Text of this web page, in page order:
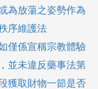
為放蕩之姿勢作為
序維護法
僅係宣稱宗教體驗
並未違反藥事法第
獲取財物一節是否